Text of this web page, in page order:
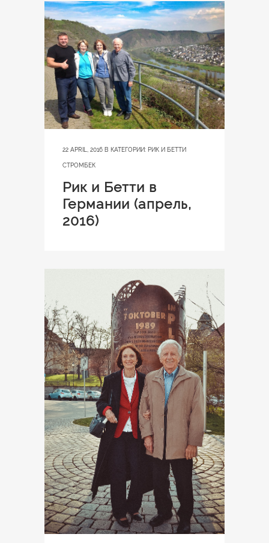
22 APRIL, 2016 В КАТЕГОРИИ: РИК И БЕТТИ
СТРОМБЕК
Рик и Бетти в
Германии (апрель,
2016)